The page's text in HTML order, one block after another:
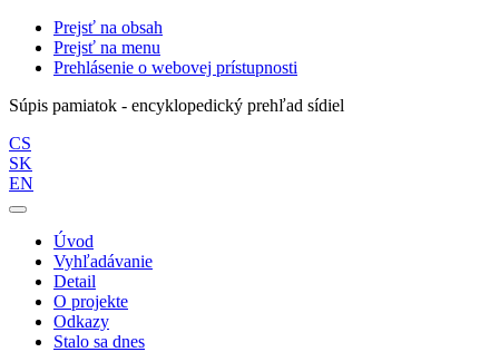
Prejsť na obsah
Prejsť na menu
Prehlásenie o webovej prístupnosti
Súpis pamiatok - encyklopedický prehľad sídiel
CS
SK
EN
Úvod
Vyhľadávanie
Detail
O projekte
Odkazy
Stalo sa dnes